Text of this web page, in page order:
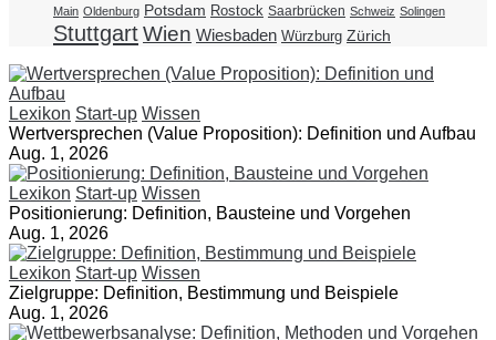
Main Oldenburg Potsdam Rostock Saarbrücken Schweiz Solingen
StuttgartWien Wiesbaden Würzburg Zürich
Lexikon Start-up Wissen
Wertversprechen (Value Proposition): Definition und Aufbau
Aug. 1, 2026
Lexikon Start-up Wissen
Positionierung: Definition, Bausteine und Vorgehen
Aug. 1, 2026
Lexikon Start-up Wissen
Zielgruppe: Definition, Bestimmung und Beispiele
Aug. 1, 2026